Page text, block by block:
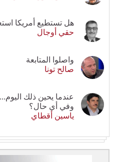
هل تستطيع أمريكا
حقي أوجال
واصلوا المتابعة
صالح تونا
عندما يحين ذلك
وفي أي حال؟
ياسين أقطاي